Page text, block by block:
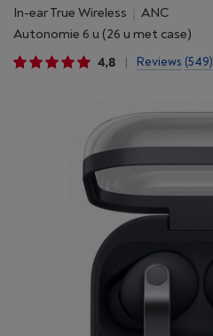
In-ear True Wireless
ANC
Autonomie 6 u (26 u met case)
4,8
Reviews (549)